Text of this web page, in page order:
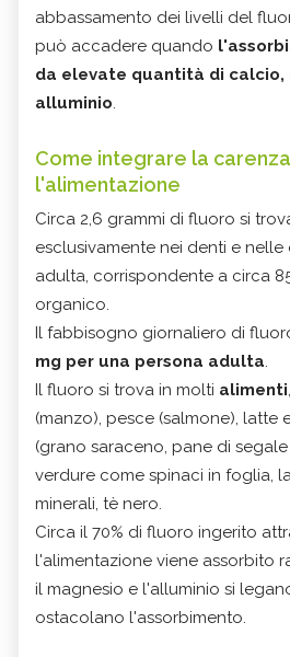
abbassamento dei livelli del
può accadere quando
da elevate quantità di calcio,
alluminio.
Come integrare la
l'alimentazione
Circa 2,6 grammi di fluoro si
esclusivamente nei denti e
adulta, corrispondente a circa
organico.
Il fabbisogno giornaliero di
mg per una persona adulta.
Il fluoro si trova in molti alimenti
(manzo), pesce (salmone), latte
(grano saraceno, pane di
verdure come spinaci in foglia,
minerali, tè nero.
Circa il 70% di fluoro ingerito
l'alimentazione viene assorbito
il magnesio e l'alluminio si
ostacolano l'assorbimento.